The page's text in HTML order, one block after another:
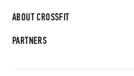
ABOUT CROSSFIT
PARTNERS